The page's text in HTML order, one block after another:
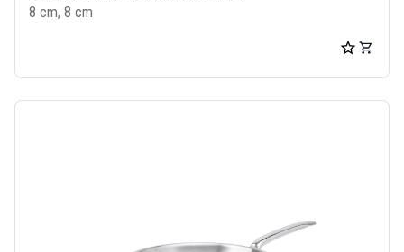
8 cm, 8 cm